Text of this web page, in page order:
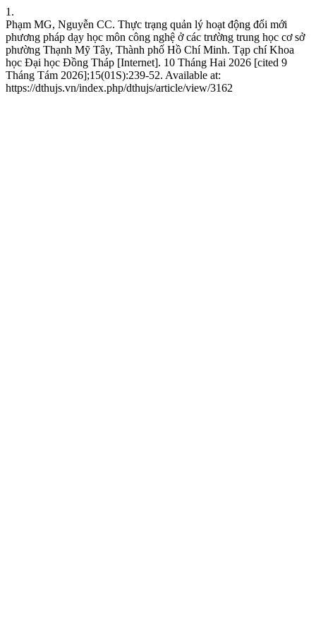
1.
Phạm MG, Nguyễn CC. Thực trạng quản lý hoạt động đổi mới
phương pháp dạy học môn công nghệ ở các trường trung học cơ sở
phường Thạnh Mỹ Tây, Thành phố Hồ Chí Minh. Tạp chí Khoa
học Đại học Đồng Tháp [Internet]. 10 Tháng Hai 2026 [cited 9
Tháng Tám 2026];15(01S):239-52. Available at:
https://dthujs.vn/index.php/dthujs/article/view/3162